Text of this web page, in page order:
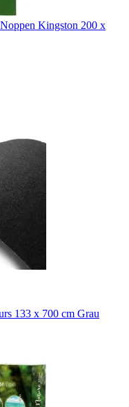
Kingston 200 x
133 x 700 cm Grau